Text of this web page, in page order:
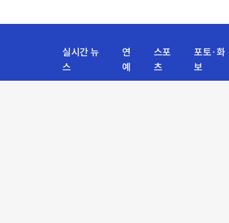
실시간 뉴
스
연
예
스포
츠
포토·화
보